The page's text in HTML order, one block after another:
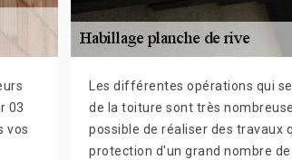
03
vos
Les différentes opérations qui
de la toiture sont très
possible de réaliser des travaux
protection d'un grand nombre